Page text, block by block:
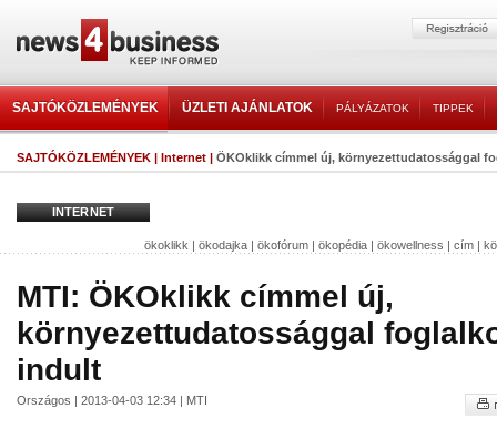
SAJTÓKÖZLEMÉNYEK ÜZLETI AJÁNLATOK PÁLYÁZATOK TIPPEK
SAJTÓKÖZLEMÉNYEK | Internet | ÖKOklikk címmel új, környezettudatossággal
INTERNET
ökoklikk | ökodajka | ökofórum | ökopédia | ökowellness | cím |
MTI: ÖKOklikk címmel új,
környezettudatossággal
indult
Országos | 2013-04-03 12:34 | MTI